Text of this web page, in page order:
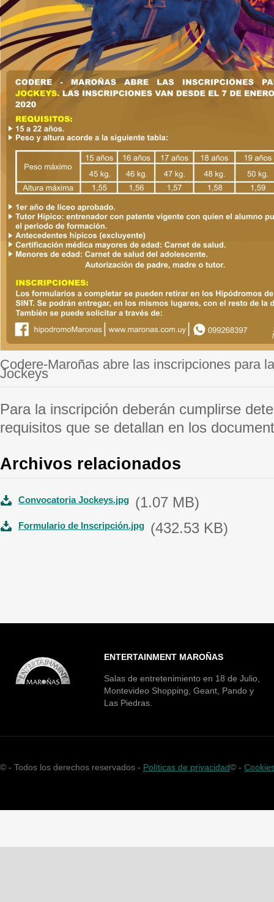
Codere-Maroñas abre las inscripciones para
Jockeys
Para la inscripción deberán cumplirse
requisitos que se detallan en los
Archivos relacionados
Convocatoria Jockeys.jpg (1.07 MB)
Formulario de Inscripción.jpg (432.53 KB)
ENTERTAINMENT MAROÑAS
Salas de entretenimiento en 18 de Julio,
Montevideo Shopping, Geant, Pando y
Las Piedras.
© - Todos los derechos reservados - Políticas de privacidad© -